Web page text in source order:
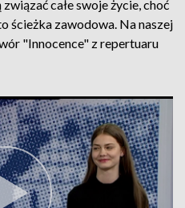
całe swoje życie, choć
ścieżka zawodowa. Na naszej
"Innocence" z repertuaru